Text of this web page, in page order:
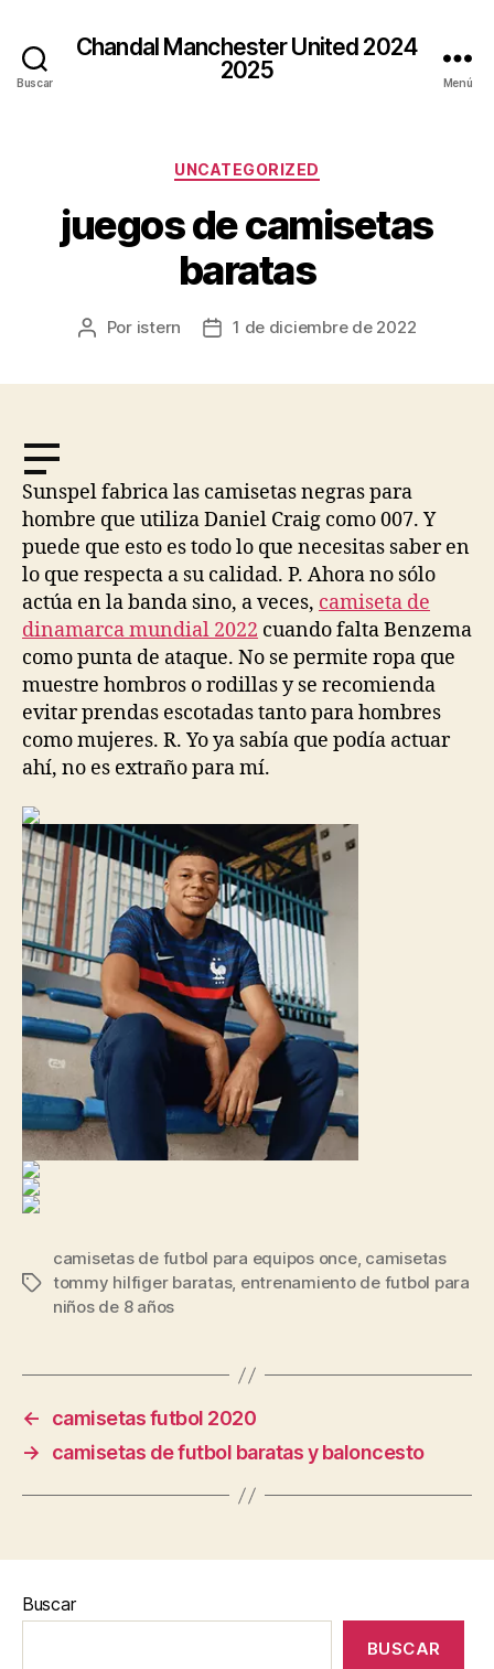
Buscar
Chandal Manchester United 2024
2025
Menú
Categorías
UNCATEGORIZED
juegos de camisetas
baratas
Autor
Por istern
Fecha1 de diciembre de 2022
Sunspel fabrica las camisetas negras para
hombre que utiliza Daniel Craig como 007. Y
puede que esto es todo lo que necesitas saber en
lo que respecta a su calidad. P. Ahora no sólo
actúa en la banda sino, a veces, camiseta de
dinamarca mundial 2022 cuando falta Benzema
como punta de ataque. No se permite ropa que
muestre hombros o rodillas y se recomienda
evitar prendas escotadas tanto para hombres
como mujeres. R. Yo ya sabía que podía actuar
ahí, no es extraño para mí.
Etiquetas
camisetas de futbol para equipos once, camisetas
tommy hilfiger baratas, entrenamiento de futbol para
niños de 8 años
←
camisetas futbol 2020
→
camisetas de futbol baratas y baloncesto
Buscar
BUSCAR